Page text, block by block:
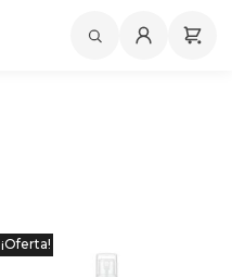
¡Oferta!